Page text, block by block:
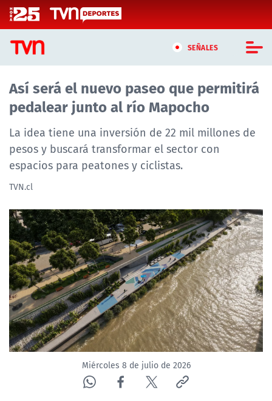
Click acá para ir directamente al contenido
SEÑALES
CASTING MASTERCHEF CHILE
CASTING TVN VERTICAL
TVN VERTICAL
TVN PLAY
TELESERIES
NTV
ACTUALIDAD Y TENDENCIAS
CORPORATIVO Y TRANSPARENCIA
CANAL DE DENUNCIAS
ÁREA DE PROYECTOS
Así será el nuevo paseo que permitirá
pedalear junto al río Mapocho
La idea tiene una inversión de 22 mil millones de
pesos y buscará transformar el sector con
espacios para peatones y ciclistas.
TVN.cl
Miércoles 8 de julio de 2026